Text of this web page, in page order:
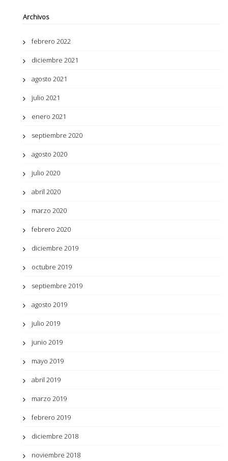
Archivos
febrero 2022
diciembre 2021
agosto 2021
julio 2021
enero 2021
septiembre 2020
agosto 2020
julio 2020
abril 2020
marzo 2020
febrero 2020
diciembre 2019
octubre 2019
septiembre 2019
agosto 2019
julio 2019
junio 2019
mayo 2019
abril 2019
marzo 2019
febrero 2019
diciembre 2018
noviembre 2018